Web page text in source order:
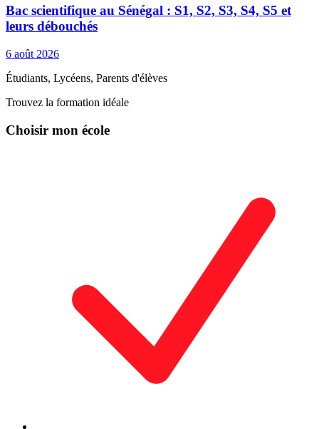
Bac scientifique au Sénégal : S1, S2, S3, S4, S5 et
leurs débouchés
6 août 2026
Étudiants, Lycéens, Parents d'élèves
Trouvez la formation idéale
Choisir mon école